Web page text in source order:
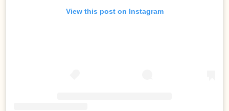
View this post on Instagram